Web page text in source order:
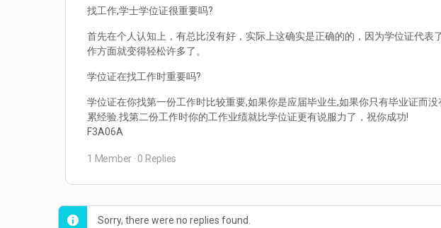
找工作,学士学位证很重要吗?
首先在个人认知上，有总比没有好，实际上这确实是正确的的，因为学位证代
作方面就变得轻松许多了。
学位证在找工作时重要吗?
学位证在你找第一份工作时比较重要,如果你是应届毕业生,如果你只有毕业证而
累经验.找第二份工作时你的工作业绩就比学位证更有说服力了，祝你成功!
F3A06A
1 Member · 0 Replies
Sorry, there were no replies found.